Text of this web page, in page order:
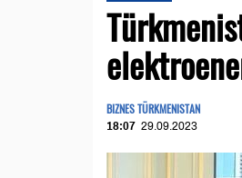
BIZNES TÜRKMENISTAN
18:07 29.09.2023